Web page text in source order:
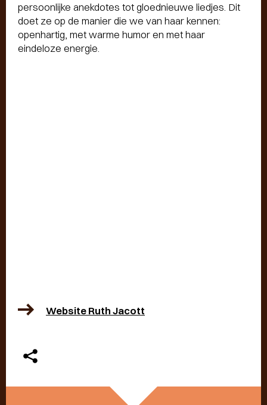
persoonlijke anekdotes tot gloednieuwe liedjes. Dit
doet ze op de manier die we van haar kennen:
openhartig, met warme humor en met haar
eindeloze energie.
Website Ruth Jacott